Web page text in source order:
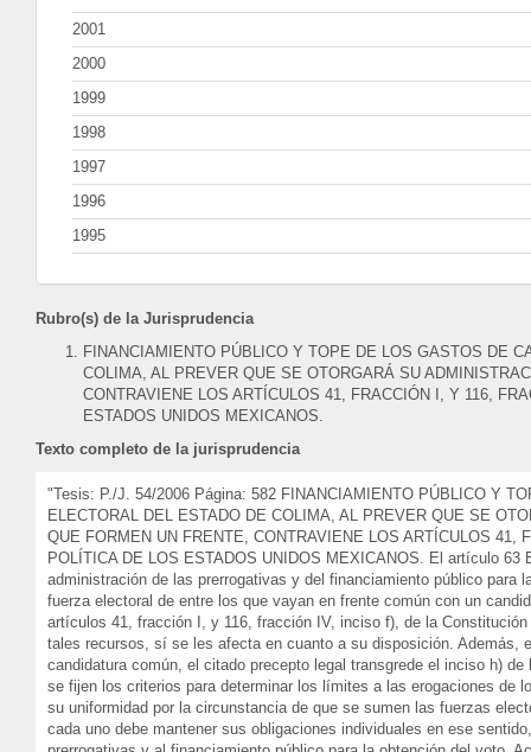
2001
2000
1999
1998
1997
1996
1995
Rubro(s) de la Jurisprudencia
FINANCIAMIENTO PÚBLICO Y TOPE DE LOS GASTOS DE
COLIMA, AL PREVER QUE SE OTORGARÁ SU
CONTRAVIENE LOS ARTÍCULOS 41, FRACCIÓN I, Y 116,
ESTADOS UNIDOS MEXICANOS.
Texto completo de la jurisprudencia
"Tesis: P./J. 54/2006 Página: 582 FINANCIAMIENTO PÚBLICO Y
ELECTORAL DEL ESTADO DE COLIMA, AL PREVER QUE SE
QUE FORMEN UN FRENTE, CONTRAVIENE LOS ARTÍCULOS
POLÍTICA DE LOS ESTADOS UNIDOS MEXICANOS. El artículo
administración de las prerrogativas y del financiamiento público para
fuerza electoral de entre los que vayan en frente común con un
artículos 41, fracción I, y 116, fracción IV, inciso f), de la
tales recursos, sí se les afecta en cuanto a su disposición. Además,
candidatura común, el citado precepto legal transgrede el inciso h)
se fijen los criterios para determinar los límites a las erogaciones de
su uniformidad por la circunstancia de que se sumen las fuerzas
cada uno debe mantener sus obligaciones individuales en ese